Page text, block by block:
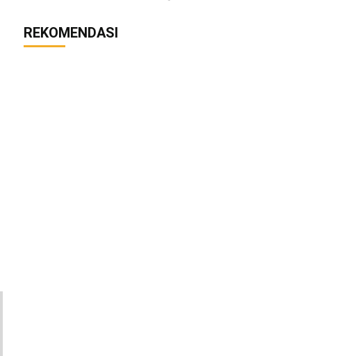
REKOMENDASI